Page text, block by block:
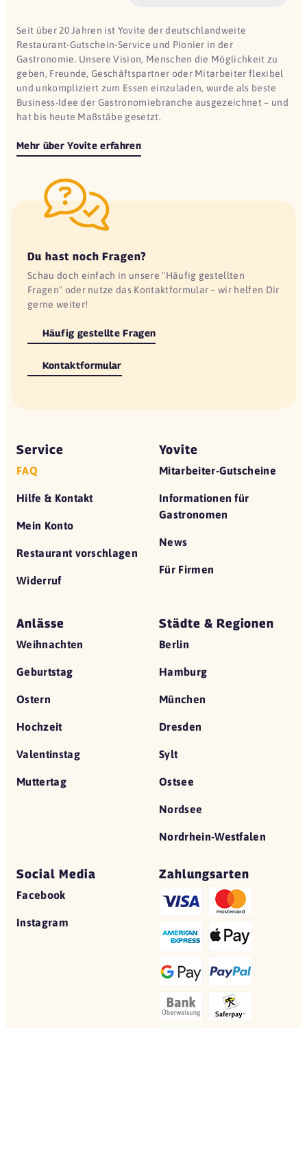
Seit über 20 Jahren ist Yovite der deutschlandweite
Restaurant-Gutschein-Service und Pionier in der
Gastronomie. Unsere Vision, Menschen die Möglichkeit zu
geben, Freunde, Geschäftspartner oder Mitarbeiter flexibel
und unkompliziert zum Essen einzuladen, wurde als beste
Business-Idee der Gastronomiebranche ausgezeichnet – und
hat bis heute Maßstäbe gesetzt.
Mehr über Yovite erfahren
Du hast noch Fragen?
Schau doch einfach in unsere "Häufig gestellten
Fragen" oder nutze das Kontaktformular – wir helfen Dir
gerne weiter!
Häufig gestellte Fragen
Kontaktformular
Service
FAQ
Hilfe & Kontakt
Mein Konto
Restaurant vorschlagen
Widerruf
Yovite
Mitarbeiter-Gutscheine
Informationen für
Gastronomen
News
Für Firmen
Anlässe
Weihnachten
Geburtstag
Ostern
Hochzeit
Valentinstag
Muttertag
Städte & Regionen
Berlin
Hamburg
München
Dresden
Sylt
Ostsee
Nordsee
Nordrhein-Westfalen
Social Media
Facebook
Instagram
Zahlungsarten